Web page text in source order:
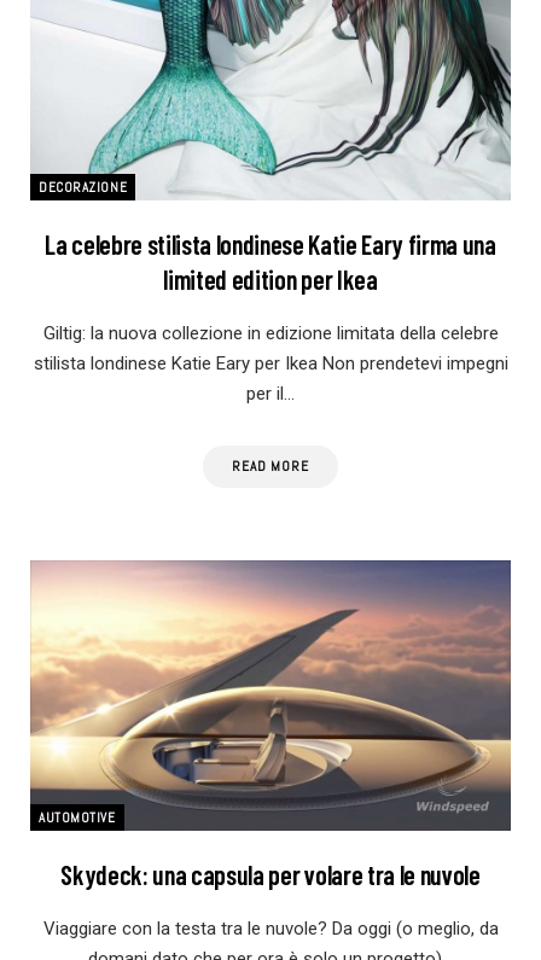
DECORAZIONE
La celebre stilista londinese Katie Eary firma una
limited edition per Ikea
Giltig: la nuova collezione in edizione limitata della celebre
stilista londinese Katie Eary per Ikea Non prendetevi impegni
per il…
READ MORE
AUTOMOTIVE
Skydeck: una capsula per volare tra le nuvole
Viaggiare con la testa tra le nuvole? Da oggi (o meglio, da